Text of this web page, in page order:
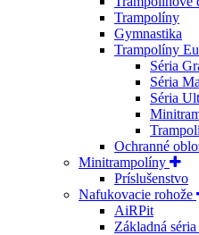
Trampolíny
Gymnastika
Trampolíny
Séria
Séria
Séria
Ochranné
Minitrampolíny
Príslušenstvo
Nafukovacie rohože
AiRPit
Základná séria